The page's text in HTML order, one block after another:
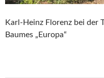
Karl-Heinz Florenz bei der
Baumes „Europa“